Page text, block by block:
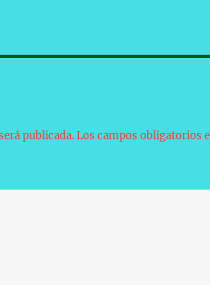
publicada.Los campos obligatorios